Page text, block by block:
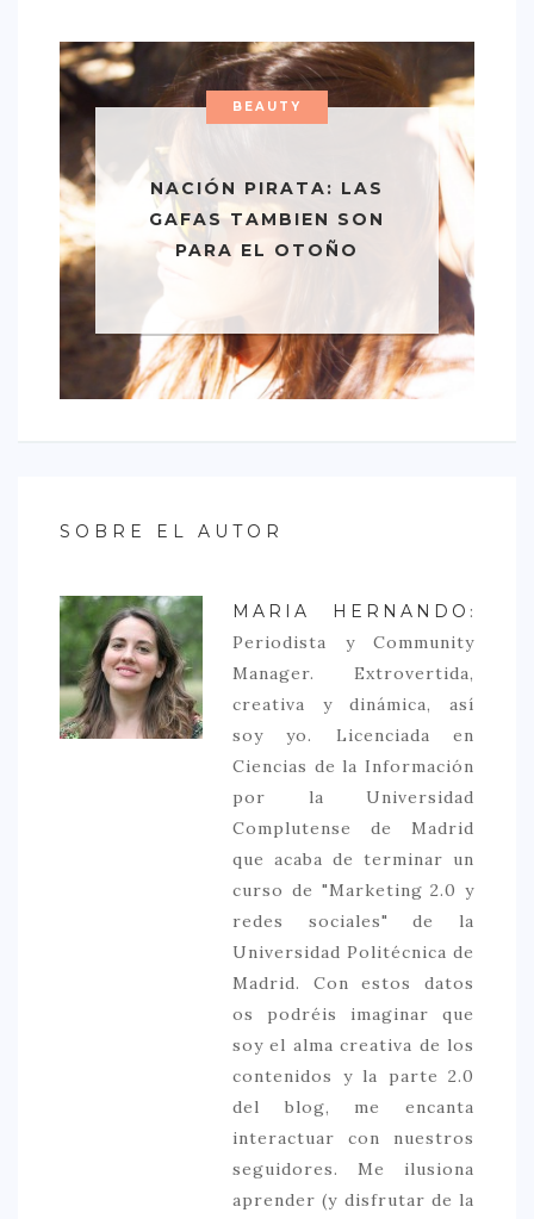
BEAUTY
NACIÓN PIRATA: LAS
GAFAS TAMBIEN SON
PARA EL OTOÑO
SOBRE EL AUTOR
MARIA HERNANDO :
Periodista y Community
Manager. Extrovertida,
creativa y dinámica, así
soy yo. Licenciada en
Ciencias de la Información
por la Universidad
Complutense de Madrid
que acaba de terminar un
curso de "Marketing 2.0 y
redes sociales" de la
Universidad Politécnica de
Madrid. Con estos datos
os podréis imaginar que
soy el alma creativa de los
contenidos y la parte 2.0
del blog, me encanta
interactuar con nuestros
seguidores. Me ilusiona
aprender (y disfrutar de la